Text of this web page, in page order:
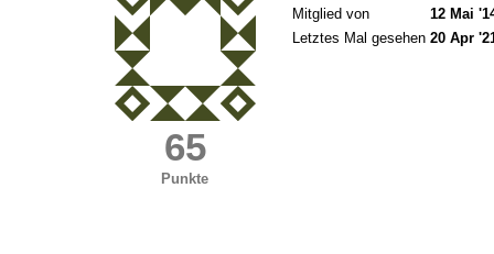
65
Punkte
Mitglied von
12 Mai
Letztes Mal gesehen 20 Apr